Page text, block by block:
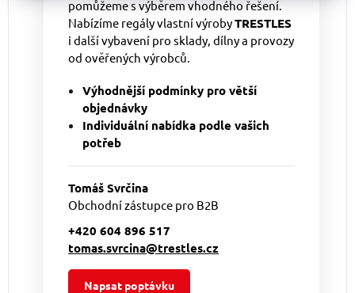
pomůžeme s výběrem vhodného řešení.
Nabízíme regály vlastní výrobyTRESTLES
i další vybavení pro sklady, dílny a provozy
od ověřených výrobců.
Výhodnější podmínky pro větší
objednávky
Individuální nabídka podle vašich
potřeb
Tomáš Svrčina
Obchodní zástupce pro B2B
+420 604 896 517
tomas.svrcina@trestles.cz
Napsat poptávku